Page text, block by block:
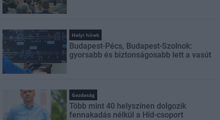
Helyi hírek
Budapest-Pécs, Budapest-Szolnok:
gyorsabb és biztonságosabb lett a vasút
Gazdaság
Több mint 40 helyszínen dolgozik
fennakadás nélkül a Híd-csoport